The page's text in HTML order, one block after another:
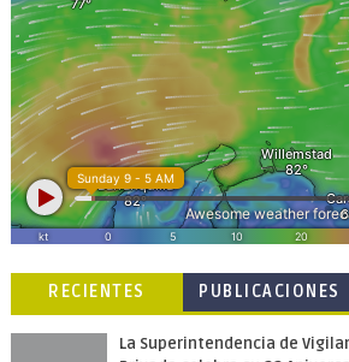
RECIENTES
PUBLICACIONES
La Superintendencia de